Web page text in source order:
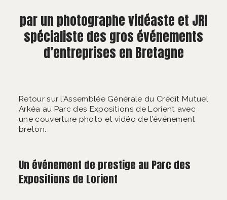
par un photographe vidéaste et JRI
spécialiste des gros événements
d’entreprises en Bretagne
Retour sur l’Assemblée Générale du Crédit Mutuel
Arkéa au Parc des Expositions de Lorient avec
une couverture photo et vidéo de l’événement
breton.
Un événement de prestige au Parc des
Expositions de Lorient